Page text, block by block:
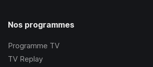
Nos programmes
Programme TV
TV Replay